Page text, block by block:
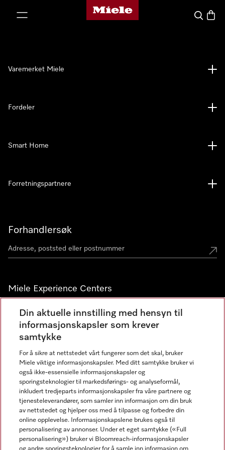
Mieles hjemmeside
Søk
Forhandlersøk
Miele Experience Centers
Miele Experience Center Nesbru
Miele Outlet Nesbru
Nyhetsbrev
Varemerket Miele
Fordeler
Smart Home
Forretningspartnere
Din aktuelle innstilling med hensyn til
informasjonskapsler som krever
samtykke
For å sikre at nettstedet vårt fungerer som det skal, bruker
Miele viktige informasjonskapsler. Med ditt samtykke bruker vi
også ikke-essensielle informasjonskapsler og
sporingsteknologier til markedsførings- og analyseformål,
inkludert tredjeparts informasjonskapsler fra våre partnere og
tjenesteleverandører, som samler inn informasjon om din bruk
av nettstedet og hjelper oss med å tilpasse og forbedre din
online opplevelse. Informasjonskapslene brukes også til
personalisering av annonser. Under et eget samtykke («Full
personalisering») bruker vi Bloomreach-informasjonskapsler